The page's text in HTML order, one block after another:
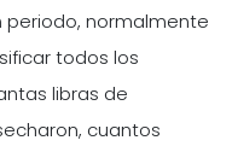
periodo, normalmente
todos los
libras de
cuantos